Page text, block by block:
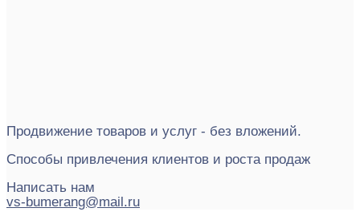
Продвижение товаров и услуг - без вложений.
Способы привлечения клиентов и роста продаж
Написать нам
vs-bumerang@mail.ru